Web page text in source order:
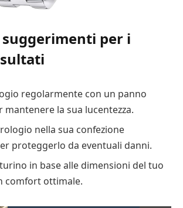
suggerimenti per i
regolarmente con un panno
la sua lucentezza.
nella sua confezione
proteggerlo da eventuali danni.
in base alle dimensioni del tuo
comfort ottimale.